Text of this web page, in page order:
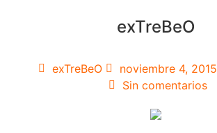
exTreBeO
exTreBeO noviembre 4, 2015
Sin comentarios